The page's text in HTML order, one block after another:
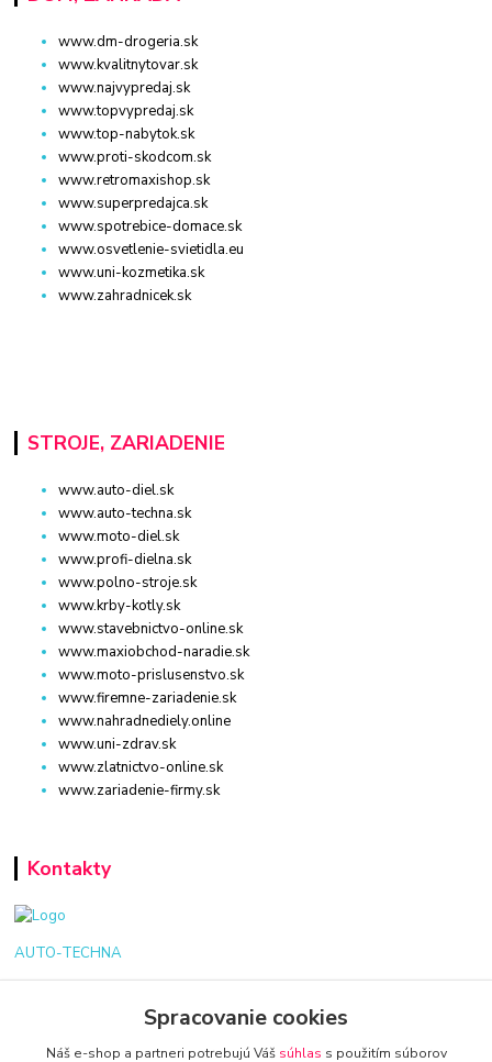
www.dm-drogeria.sk
www.kvalitnytovar.sk
www.najvypredaj.sk
www.topvypredaj.sk
www.top-nabytok.sk
www.proti-skodcom.sk
www.retromaxishop.sk
www.superpredajca.sk
www.spotrebice-domace.sk
www.osvetlenie-svietidla.eu
www.uni-kozmetika.sk
www.zahradnicek.sk
STROJE, ZARIADENIE
www.auto-diel.sk
www.auto-techna.sk
www.moto-diel.sk
www.profi-dielna.sk
www.polno-stroje.sk
www.krby-kotly.sk
www.stavebnictvo-online.sk
www.maxiobchod-naradie.sk
www.moto-prislusenstvo.sk
www.firemne-zariadenie.sk
www.nahradnediely.online
www.uni-zdrav.sk
www.zlatnictvo-online.sk
www.zariadenie-firmy.sk
Kontakty
AUTO-TECHNA
+421 940 949 000
info@kamenik.sk
Spracovanie cookies
Náš e-shop a partneri potrebujú Váš súhlas s použitím súborov